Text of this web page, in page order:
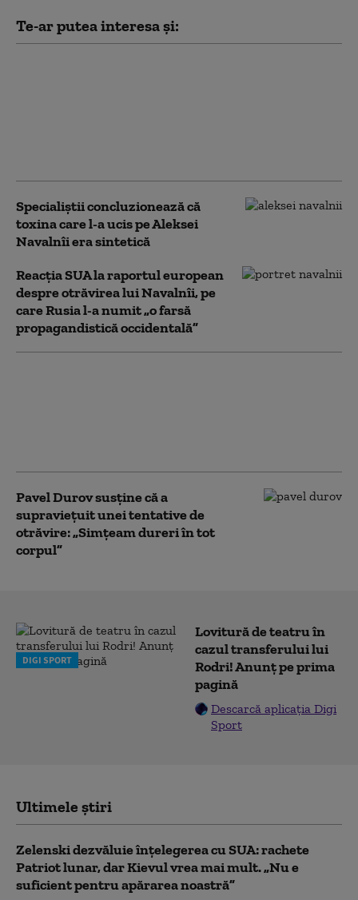
Te-ar putea interesa și:
Specialiștii concluzionează că
toxina care l-a ucis pe Aleksei
Navalnîi era sintetică
Reacția SUA la raportul european
despre otrăvirea lui Navalnîi, pe
care Rusia l-a numit „o farsă
propagandistică occidentală”
Pavel Durov susține că a
supraviețuit unei tentative de
otrăvire: „Simțeam dureri în tot
corpul”
DIGI SPORT
Lovitură de teatru în
cazul transferului lui
Rodri! Anunț pe prima
pagină
Descarcă aplicația Digi
Sport
Ultimele știri
Zelenski dezvăluie înțelegerea cu SUA: rachete
Patriot lunar, dar Kievul vrea mai mult. „Nu e
suficient pentru apărarea noastră”